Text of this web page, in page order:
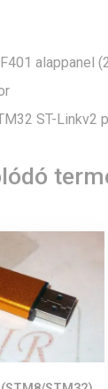
alappanel
ST-Linkv2